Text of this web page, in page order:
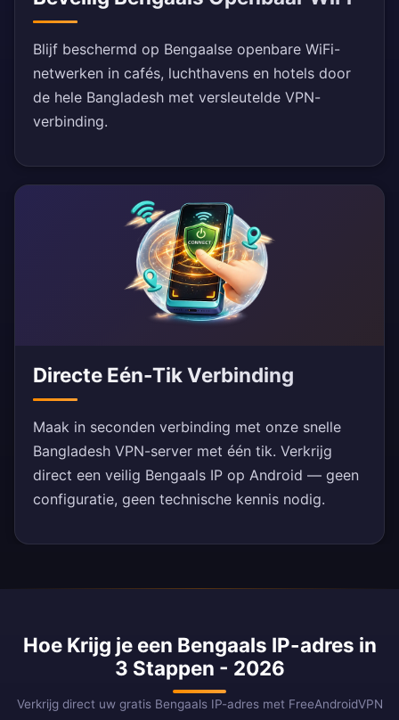
Blijf beschermd op Bengaalse openbare WiFi-
netwerken in cafés, luchthavens en hotels door
de hele Bangladesh met versleutelde VPN-
verbinding.
Directe Eén-Tik Verbinding
Maak in seconden verbinding met onze snelle
Bangladesh VPN-server met één tik. Verkrijg
direct een veilig Bengaals IP op Android — geen
configuratie, geen technische kennis nodig.
Hoe Krijg je een Bengaals IP-adres in
3 Stappen - 2026
Verkrijg direct uw gratis Bengaals IP-adres met FreeAndroidVPN